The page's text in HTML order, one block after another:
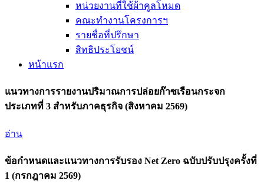
หน่วยงานที่ใช้ผ้าคูลโหมด
คณะทำงานโครงการฯ
รายชื่อที่ปรึกษา
สิทธิประโยชน์
หน้าแรก
แนวทางการรายงานปริมาณการปล่อยก๊าซเรือนกระจก
ประเภทที่ 3 สำหรับภาคธุรกิจ (สิงหาคม 2569)
อ่าน
ข้อกำหนดและแนวทางการรับรอง Net Zero ฉบับปรับปรุงครั้งที่
1 (กรกฎาคม 2569)